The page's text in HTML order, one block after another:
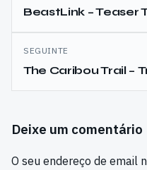
de
artigos
BeastLink – Teaser
SEGUINTE
The Caribou Trail –
Deixe um comentário
O seu endereço de email